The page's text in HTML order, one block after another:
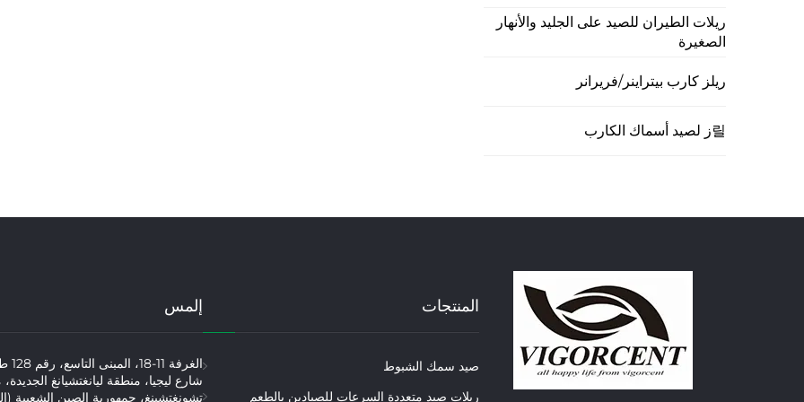
ريلات الطيران للصيد على الجليد والأنهار
الصغيرة
ريلز كارب بيتراينر/فريرانر
릴ز لصيد أسماك الكارب
المنتجات
صيد سمك الشبوط
ريلات صيد متعددة السرعات للصيادين بالطعم
إلمس
شارع ليجيا، منطقة ليانغتشيانغ الجديدة،
تشونغتشينغ، جمهورية الصين الشعبية